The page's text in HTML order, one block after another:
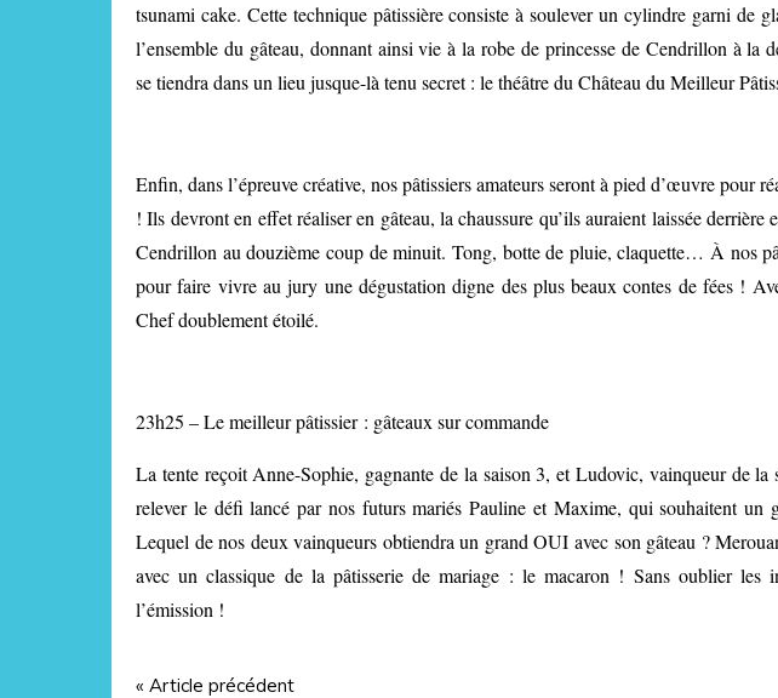
tsunami cake. Cette technique pâtissière consiste à soulever un cylindre garni de
l’ensemble du gâteau, donnant ainsi vie à la robe de princesse de Cendrillon à la
se tiendra dans un lieu jusque-là tenu secret : le théâtre du Château du Meilleur
Enfin, dans l’épreuve créative, nos pâtissiers amateurs seront à pied d’œuvre pour
! Ils devront en effet réaliser en gâteau, la chaussure qu’ils auraient laissée derrière
Cendrillon au douzième coup de minuit. Tong, botte de pluie, claquette… À nos
pour faire vivre au jury une dégustation digne des plus beaux contes de fées !
Chef doublement étoilé.
23h25 – Le meilleur pâtissier : gâteaux sur commande
La tente reçoit Anne-Sophie, gagnante de la saison 3, et Ludovic, vainqueur de
relever le défi lancé par nos futurs mariés Pauline et Maxime, qui souhaitent un
Lequel de nos deux vainqueurs obtiendra un grand OUI avec son gâteau ?
avec un classique de la pâtisserie de mariage : le macaron ! Sans oublier les
l’émission !
« Article précédent